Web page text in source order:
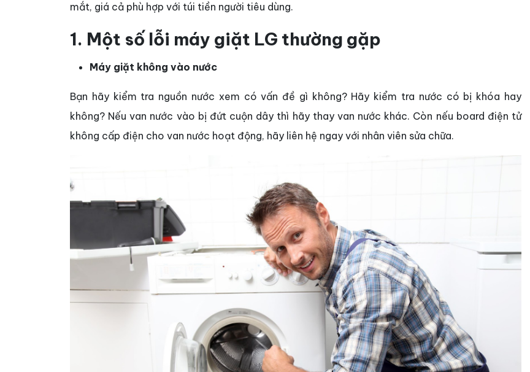
mắt, giá cả phù hợp với túi tiền người tiêu dùng.
1. Một số lỗi máy giặt LG thường gặp
Máy giặt không vào nước
Bạn hãy kiểm tra nguồn nước xem có vấn đề gì không? Hãy kiểm tra nước có bị khóa hay
không? Nếu van nước vào bị đứt cuộn dây thì hãy thay van nước khác. Còn nếu board điện tử
không cấp điện cho van nước hoạt động, hãy liên hệ ngay với nhân viên sửa chữa.